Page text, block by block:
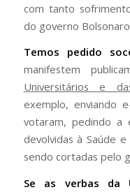
com tanto
do governo
Temos pedido
manifestem
Universitários e
exemplo, enviando
votaram, pedindo a
devolvidas à Saúde
sendo cortadas pelo
Se as verbas da